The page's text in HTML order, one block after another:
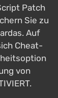
Patch
Sie zu
Auf
Cheat-
von